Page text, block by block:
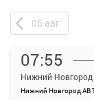
06 авг
07:55
На данной